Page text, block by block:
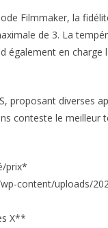
Filmmaker, la
de 3. La
également en
proposant diverses
conteste le meilleur
prix*
content/uploads/
X**